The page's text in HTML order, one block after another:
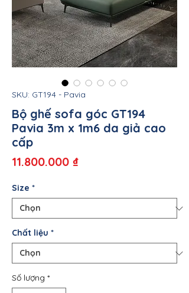
SKU: GT194 - Pavia
Bộ ghế sofa góc GT194
Pavia 3m x 1m6 da giả cao
cấp
11.800.000 ₫Giá
Size *
Chất liệu *
Số lượng *